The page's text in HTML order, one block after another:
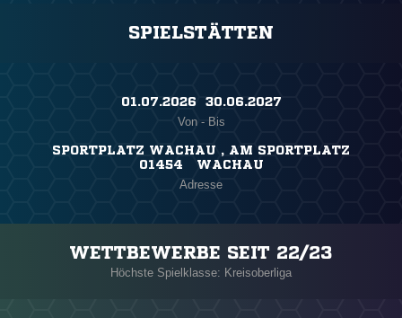
SPIELSTÄTTEN
01.07.2026 ​ 30.06.2027
Von - Bis
SPORTPLATZ WACHAU , AM SPORTPLATZ
01454 WACHAU
Adresse
WETTBEWERBE SEIT 22/23
Höchste Spielklasse: Kreisoberliga